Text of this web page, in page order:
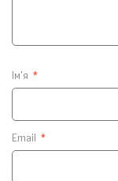
Ім'я *
Email *